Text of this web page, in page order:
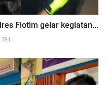
Flotim gelar kegiatan...
781